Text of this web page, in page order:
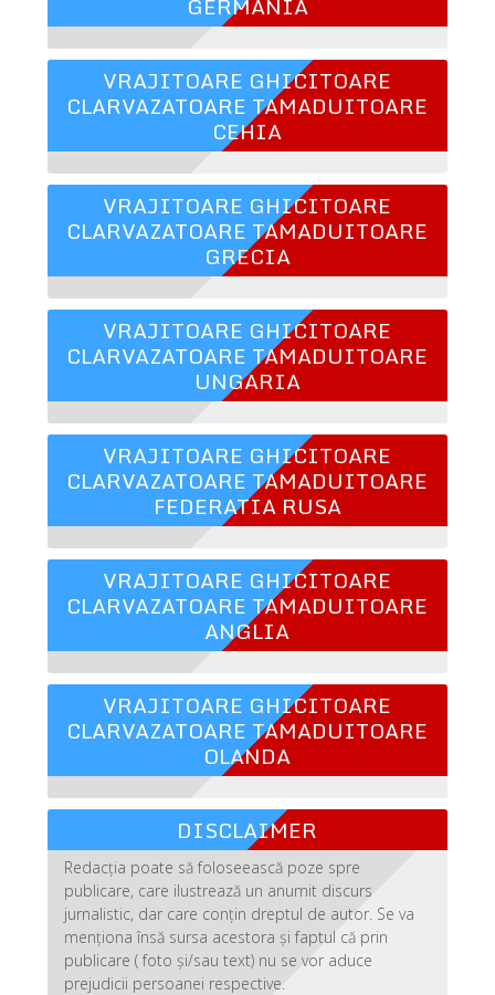
VRAJITOARE GHICITOARE
CLARVAZATOARE TAMADUITOARE
CEHIA
VRAJITOARE GHICITOARE
CLARVAZATOARE TAMADUITOARE
GRECIA
VRAJITOARE GHICITOARE
CLARVAZATOARE TAMADUITOARE
UNGARIA
VRAJITOARE GHICITOARE
CLARVAZATOARE TAMADUITOARE
FEDERATIA RUSA
VRAJITOARE GHICITOARE
CLARVAZATOARE TAMADUITOARE
ANGLIA
VRAJITOARE GHICITOARE
CLARVAZATOARE TAMADUITOARE
OLANDA
DISCLAIMER
Redacția poate să foloseească poze spre
publicare, care ilustrează un anumit discurs
jurnalistic, dar care conțin dreptul de autor. Se va
menționa însă sursa acestora și faptul că prin
publicare ( foto și/sau text) nu se vor aduce
prejudicii persoanei respective.